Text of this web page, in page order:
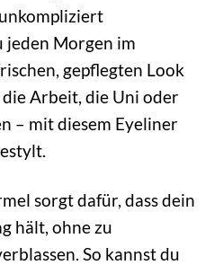
jeden Morgen im
gepflegten Look
Arbeit, die Uni oder
– mit diesem Eyeliner
sorgt dafür, dass dein
hält, ohne zu
So kannst du